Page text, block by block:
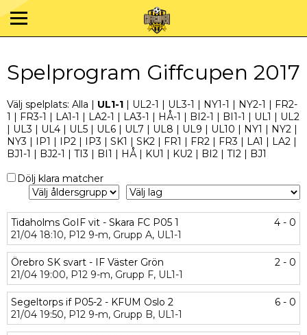
Spelprogram Giffcupen 2017
Välj spelplats: Alla | UL1-1 | UL2-1 | UL3-1 | NY1-1 | NY2-1 | FR2-
1 | FR3-1 | LA1-1 | LA2-1 | LA3-1 | HÅ-1 | BI2-1 | BI1-1 | UL1 | UL2
| UL3 | UL4 | UL5 | UL6 | UL7 | UL8 | UL9 | UL10 | NY1 | NY2 |
NY3 | IP1 | IP2 | IP3 | SK1 | SK2 | FR1 | FR2 | FR3 | LA1 | LA2 |
BJ1-1 | BJ2-1 | TI3 | BI1 | HÅ| KU1 | KU2 | BI2 | TI2 | BJ1
Dölj klara matcher
Tidaholms GoIF vit - Skara FC P05 1
4 - 0
21/04 18:10, P12 9-m, Grupp A, UL1-1
Örebro SK svart - IF Väster Grön
2 - 0
21/04 19:00, P12 9-m, Grupp F, UL1-1
Segeltorps if P05-2 - KFUM Oslo 2
6 - 0
21/04 19:50, P12 9-m, Grupp B, UL1-1